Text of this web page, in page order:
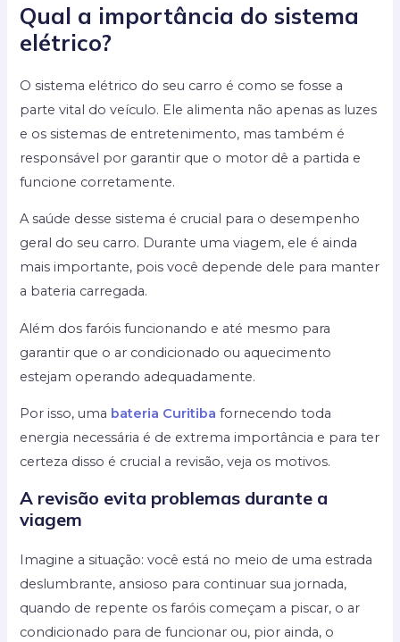
Qual a importância do sistema
elétrico?
O sistema elétrico do seu carro é como se fosse a
parte vital do veículo. Ele alimenta não apenas as luzes
e os sistemas de entretenimento, mas também é
responsável por garantir que o motor dê a partida e
funcione corretamente.
A saúde desse sistema é crucial para o desempenho
geral do seu carro. Durante uma viagem, ele é ainda
mais importante, pois você depende dele para manter
a bateria carregada.
Além dos faróis funcionando e até mesmo para
garantir que o ar condicionado ou aquecimento
estejam operando adequadamente.
Por isso, uma bateria Curitibafornecendo toda
energia necessária é de extrema importância e para ter
certeza disso é crucial a revisão, veja os motivos.
A revisão evita problemas durante a
viagem
Imagine a situação: você está no meio de uma estrada
deslumbrante, ansioso para continuar sua jornada,
quando de repente os faróis começam a piscar, o ar
condicionado para de funcionar ou, pior ainda, o